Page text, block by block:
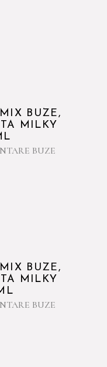
BUZE,
MILKY
BUZE
BUZE,
MILKY
BUZE